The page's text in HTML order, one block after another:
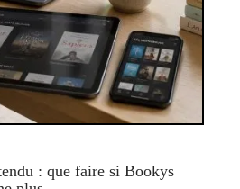
: que faire si Bookys